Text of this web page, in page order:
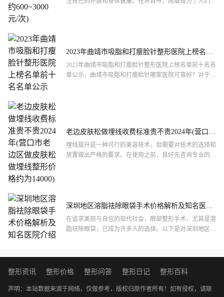
2023年曲靖市吸脂和打瘦脸针整形医院上榜名单
前十名名单公示
2023年曲靖市吸脂和打瘦脸针整形医院上榜名单前十名名
单公示，曲靖市吸脂和打瘦脸针哪家医院可靠好？对于曲
老边皮肤松做埋线收费标准贵不贵2024年(营口市
老边区做皮肤松做埋线整形价格约为14000)
埋线提升是一种可行的美容技术，但需要对技术的选择和
放置做出严格的要求。在使用之前，良好先咨询专业的美
深圳地区溶脂祛除眼袋手术价格解析及知名医院
介绍
在追求美丽与自信的现代社会，眼部整形手术，尤其是溶
脂祛除眼袋，已成为许多人的选择。以下是对深圳地区溶
整形资讯 整形价格 整形问答 整形日记 整形百科
声明：本站数据来源于网络，仅做参考，版权归原作者所有！如有侵权，请联